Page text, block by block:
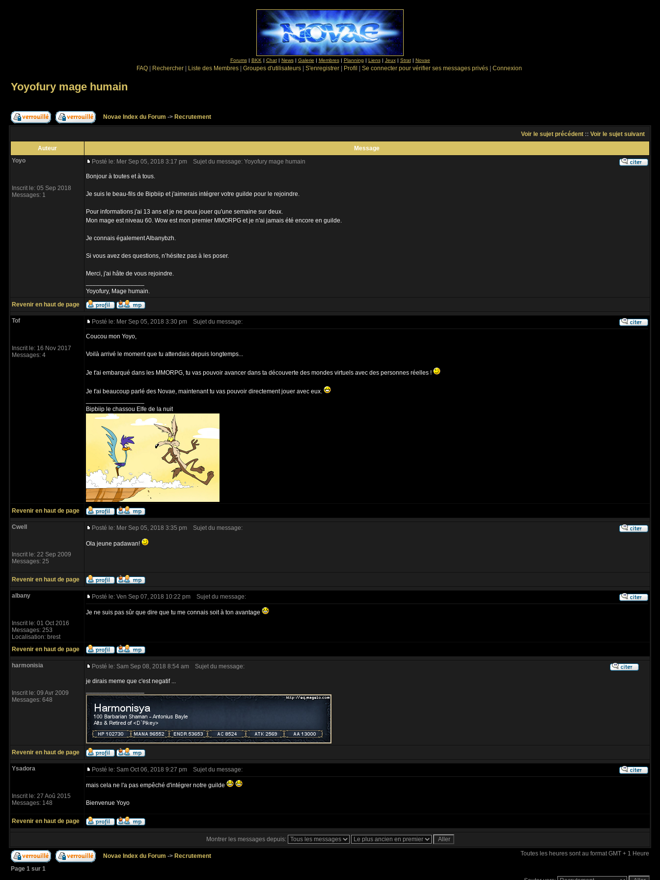
Forums| BKK | Chat| News| Galerie | Membres| Planning | Liens| Jeux| Strat| Novae
FAQ Rechercher Liste des Membres Groupes d'utilisateurs S'enregistrer Profil Se connecter pour vérifier ses messages privés Connexion
Yoyofury mage humain
Novae Index du Forum -> Recrutement
Voir le sujet précédent :: Voir le sujet suivant
Auteur
Message
Yoyo
Inscrit le: 05 Sep 2018
Messages: 1
Posté le: Mer Sep 05, 2018 3:17 pm Sujet du message: Yoyofury mage humain
Bonjour à toutes et à tous.
Je suis le beau-fils de Bipbiip et j'aimerais intégrer votre guilde pour le rejoindre.
Pour informations j'ai 13 ans et je ne peux jouer qu'une semaine sur deux.
Mon mage est niveau 60. Wow est mon premier MMORPG et je n'ai jamais été encore en guilde.
Je connais également Albanybzh.
Si vous avez des questions, n’hésitez pas à les poser.
Merci, j'ai hâte de vous rejoindre.
Yoyofury, Mage humain.
Revenir en haut de page
Tof
Inscrit le: 16 Nov 2017
Messages: 4
Posté le: Mer Sep 05, 2018 3:30 pm Sujet du message:
Coucou mon Yoyo,
Voilà arrivé le moment que tu attendais depuis longtemps...
Je t'ai embarqué dans les MMORPG, tu vas pouvoir avancer dans ta découverte des mondes virtuels avec des personnes réelles !
Je t'ai beaucoup parlé des Novae, maintenant tu vas pouvoir directement jouer avec eux.
Bipbiip le chassou Elfe de la nuit
Revenir en haut de page
Cwell
Inscrit le: 22 Sep 2009
Messages: 25
Posté le: Mer Sep 05, 2018 3:35 pm Sujet du message:
Ola jeune padawan!
Revenir en haut de page
albany
Inscrit le: 01 Oct 2016
Messages: 253
Localisation: brest
Posté le: Ven Sep 07, 2018 10:22 pm Sujet du message:
Je ne suis pas sûr que dire que tu me connais soit à ton avantage
Revenir en haut de page
harmonisia
Inscrit le: 09 Avr 2009
Messages: 648
Posté le: Sam Sep 08, 2018 8:54 am Sujet du message:
je dirais meme que c'est negatif ...
Revenir en haut de page
Ysadora
Inscrit le: 27 Aoû 2015
Messages: 148
Posté le: Sam Oct 06, 2018 9:27 pm Sujet du message:
mais cela ne l'a pas empêché d'intégrer notre guilde
Bienvenue Yoyo
Revenir en haut de page
Montrer les messages depuis:
Novae Index du Forum -> Recrutement Toutes les heures sont au format GMT + 1 Heure
Page 1 sur 1